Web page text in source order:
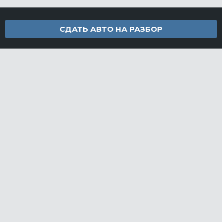
СДАТЬ АВТО НА РАЗБОР